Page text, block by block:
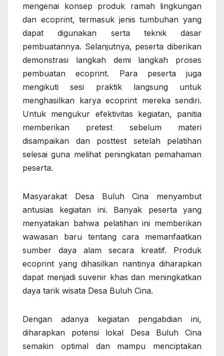
mengenai konsep produk ramah lingkungan
dan ecoprint, termasuk jenis tumbuhan yang
dapat digunakan serta teknik dasar
pembuatannya. Selanjutnya, peserta diberikan
demonstrasi langkah demi langkah proses
pembuatan ecoprint. Para peserta juga
mengikuti sesi praktik langsung untuk
menghasilkan karya ecoprint mereka sendiri.
Untuk mengukur efektivitas kegiatan, panitia
memberikan pretest sebelum materi
disampaikan dan posttest setelah pelatihan
selesai guna melihat peningkatan pemahaman
peserta.
Masyarakat Desa Buluh Cina menyambut
antusias kegiatan ini. Banyak peserta yang
menyatakan bahwa pelatihan ini memberikan
wawasan baru tentang cara memanfaatkan
sumber daya alam secara kreatif. Produk
ecoprint yang dihasilkan nantinya diharapkan
dapat menjadi suvenir khas dan meningkatkan
daya tarik wisata Desa Buluh Cina.
Dengan adanya kegiatan pengabdian ini,
diharapkan potensi lokal Desa Buluh Cina
semakin optimal dan mampu menciptakan